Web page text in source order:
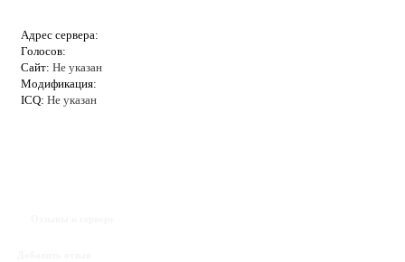
Адрес сервера:
Голосов:
Сайт: Не указан
Модификация:
ICQ: Не указан